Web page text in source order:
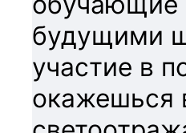
будущими
участие в
окажешься